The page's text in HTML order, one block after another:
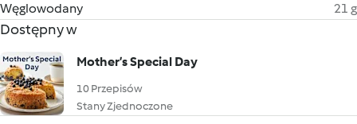
Węglowodany
21 g
Dostępny w
Mother’s Special Day
10 Przepisów
Stany Zjednoczone